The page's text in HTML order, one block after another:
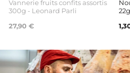
Vannerie fruits confits assortis
300g - Leonard Parli
27,90 €